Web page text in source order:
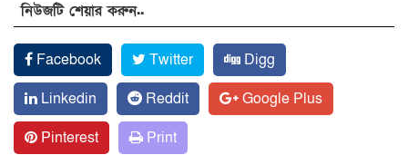
নিউজটি শেয়ার করুন..
Facebook Twitter
Digg
Linkedin
Reddit
Google Plus
Pinterest
Print